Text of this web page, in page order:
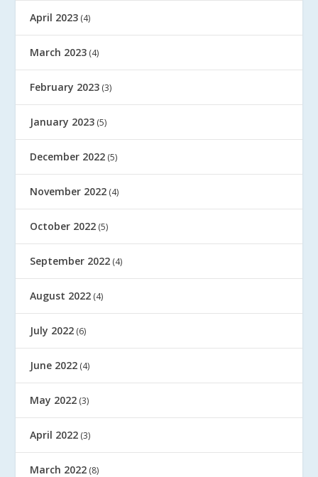
April 2023 (4)
March 2023 (4)
February 2023 (3)
January 2023 (5)
December 2022 (5)
November 2022 (4)
October 2022 (5)
September 2022 (4)
August 2022 (4)
July 2022 (6)
June 2022 (4)
May 2022 (3)
April 2022 (3)
March 2022 (8)